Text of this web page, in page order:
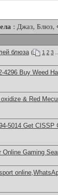
: Джаз, Блюз,
блюза ( 1 2 3
4296 Buy Weed
& Red
5014​ Get
Online Gaming